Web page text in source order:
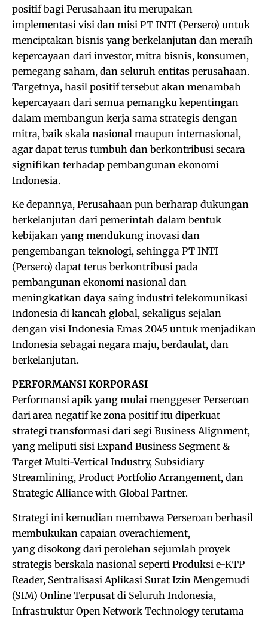
positif bagi Perusahaan itu merupakan
implementasi visi dan misi PT INTI (Persero) untuk
menciptakan bisnis yang berkelanjutan dan meraih
kepercayaan dari investor, mitra bisnis, konsumen,
pemegang saham, dan seluruh entitas perusahaan.
Targetnya, hasil positif tersebut akan menambah
kepercayaan dari semua pemangku kepentingan
dalam membangun kerja sama strategis dengan
mitra, baik skala nasional maupun internasional,
agar dapat terus tumbuh dan berkontribusi secara
signifikan terhadap pembangunan ekonomi
Indonesia.
Ke depannya, Perusahaan pun berharap dukungan
berkelanjutan dari pemerintah dalam bentuk
kebijakan yang mendukung inovasi dan
pengembangan teknologi, sehingga PT INTI
(Persero) dapat terus berkontribusi pada
pembangunan ekonomi nasional dan
meningkatkan daya saing industri telekomunikasi
Indonesia di kancah global, sekaligus sejalan
dengan visi Indonesia Emas 2045 untuk menjadikan
Indonesia sebagai negara maju, berdaulat, dan
berkelanjutan.
PERFORMANSI KORPORASI
Performansi apik yang mulai menggeser Perseroan
dari area negatif ke zona positif itu diperkuat
strategi transformasi dari segi Business Alignment,
yang meliputi sisi Expand Business Segment &
Target Multi-Vertical Industry, Subsidiary
Streamlining, Product Portfolio Arrangement, dan
Strategic Alliance with Global Partner.
Strategi ini kemudian membawa Perseroan berhasil
membukukan capaian overachiement,
yang disokong dari perolehan sejumlah proyek
strategis berskala nasional seperti Produksi e-KTP
Reader, Sentralisasi Aplikasi Surat Izin Mengemudi
(SIM) Online Terpusat di Seluruh Indonesia,
Infrastruktur Open Network Technology terutama